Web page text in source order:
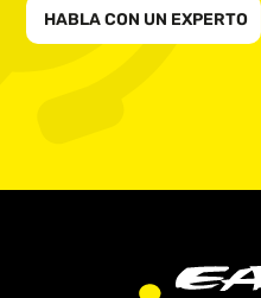
HABLA CON UN EXPERTO